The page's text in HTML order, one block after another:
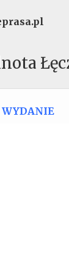
WYDANIE